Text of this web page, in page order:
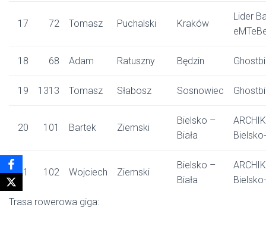
17 72 Tomasz Puchalski Kraków
Lider
18 68 Adam Ratuszny Będzin
19 1313 Tomasz Słabosz Sosnowiec
20 101 Bartek Ziemski
Bielsko –
Biała
21 102 Wojciech Ziemski
Bielsko –
Biała
Trasa rowerowa giga: